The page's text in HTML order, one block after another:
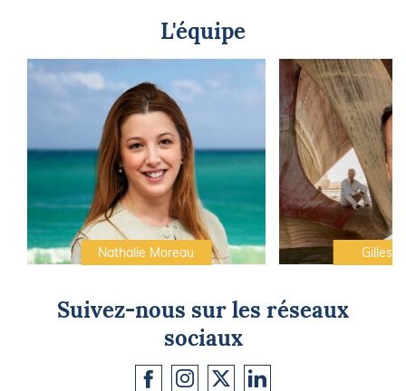
L'équipe
Nathalie Moreau Gilles
Suivez-nous sur les réseaux
sociaux